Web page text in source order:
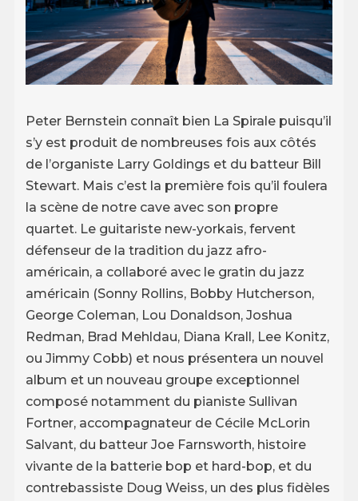
Peter Bernstein connaît bien La Spirale puisqu’il
s’y est produit de nombreuses fois aux côtés
de l’organiste Larry Goldings et du batteur Bill
Stewart. Mais c’est la première fois qu’il foulera
la scène de notre cave avec son propre
quartet. Le guitariste new-yorkais, fervent
défenseur de la tradition du jazz afro-
américain, a collaboré avec le gratin du jazz
américain (Sonny Rollins, Bobby Hutcherson,
George Coleman, Lou Donaldson, Joshua
Redman, Brad Mehldau, Diana Krall, Lee Konitz,
ou Jimmy Cobb) et nous présentera un nouvel
album et un nouveau groupe exceptionnel
composé notamment du pianiste Sullivan
Fortner, accompagnateur de Cécile McLorin
Salvant, du batteur Joe Farnsworth, histoire
vivante de la batterie bop et hard-bop, et du
contrebassiste Doug Weiss, un des plus fidèles